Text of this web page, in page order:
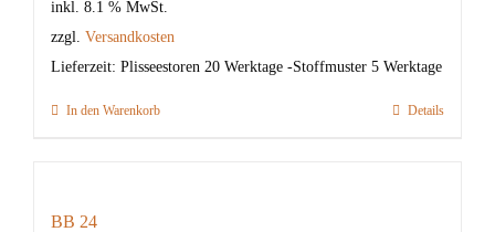
inkl. 8.1 % MwSt.
zzgl. Versandkosten
Lieferzeit: Plisseestoren 20 Werktage -Stoffmuster 5 Werktage
In den Warenkorb Details
BB 24